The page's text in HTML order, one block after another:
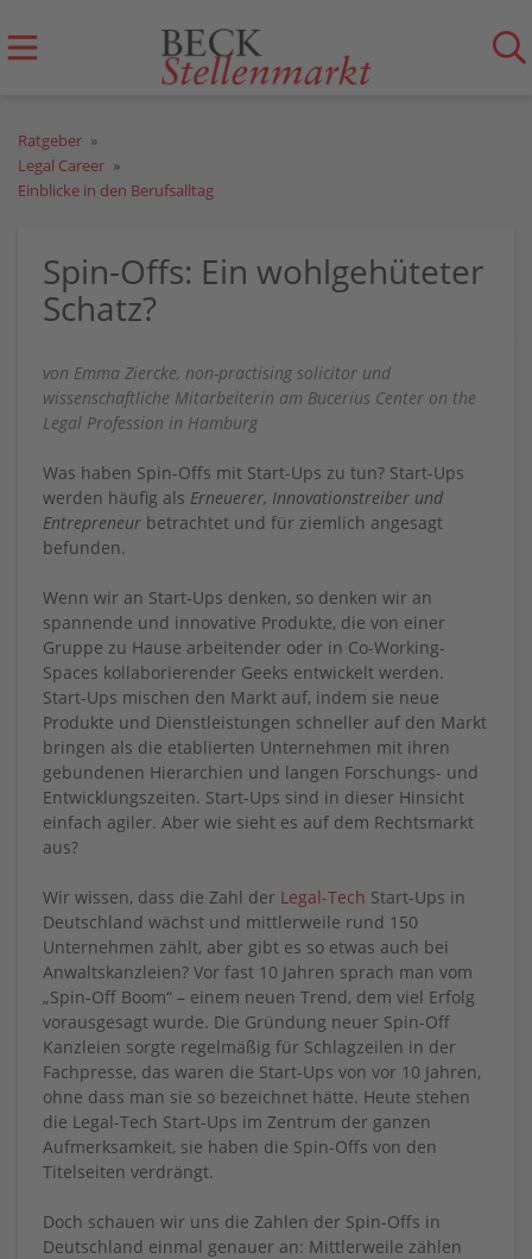
Ratgeber
Legal Career
Einblicke in den Berufsalltag
Spin-Offs: Ein wohlgehüteter
Schatz?
von Emma Ziercke, non-practising solicitor und
wissenschaftliche Mitarbeiterin am Bucerius Center on the
Legal Profession in Hamburg
Was haben Spin-Offs mit Start-Ups zu tun? Start-Ups
werden häufig als Erneuerer, Innovationstreiber und
Entrepreneur betrachtet und für ziemlich angesagt
befunden.
Wenn wir an Start-Ups denken, so denken wir an
spannende und innovative Produkte, die von einer
Gruppe zu Hause arbeitender oder in Co-Working-
Spaces kollaborierender Geeks entwickelt werden.
Start-Ups mischen den Markt auf, indem sie neue
Produkte und Dienstleistungen schneller auf den Markt
bringen als die etablierten Unternehmen mit ihren
gebundenen Hierarchien und langen Forschungs- und
Entwicklungszeiten. Start-Ups sind in dieser Hinsicht
einfach agiler. Aber wie sieht es auf dem Rechtsmarkt
aus?
Wir wissen, dass die Zahl der Legal-Tech Start-Ups in
Deutschland wächst und mittlerweile rund 150
Unternehmen zählt, aber gibt es so etwas auch bei
Anwaltskanzleien? Vor fast 10 Jahren sprach man vom
„Spin-Off Boom“ – einem neuen Trend, dem viel Erfolg
vorausgesagt wurde. Die Gründung neuer Spin-Off
Kanzleien sorgte regelmäßig für Schlagzeilen in der
Fachpresse, das waren die Start-Ups von vor 10 Jahren,
ohne dass man sie so bezeichnet hätte. Heute stehen
die Legal-Tech Start-Ups im Zentrum der ganzen
Aufmerksamkeit, sie haben die Spin-Offs von den
Titelseiten verdrängt.
Doch schauen wir uns die Zahlen der Spin-Offs in
Deutschland einmal genauer an: Mittlerweile zählen